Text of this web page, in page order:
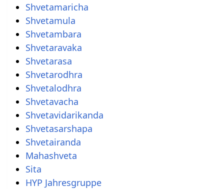
Shvetamaricha
Shvetamula
Shvetambara
Shvetaravaka
Shvetarasa
Shvetarodhra
Shvetalodhra
Shvetavacha
Shvetavidarikanda
Shvetasarshapa
Shvetairanda
Mahashveta
Sita
HYP Jahresgruppe